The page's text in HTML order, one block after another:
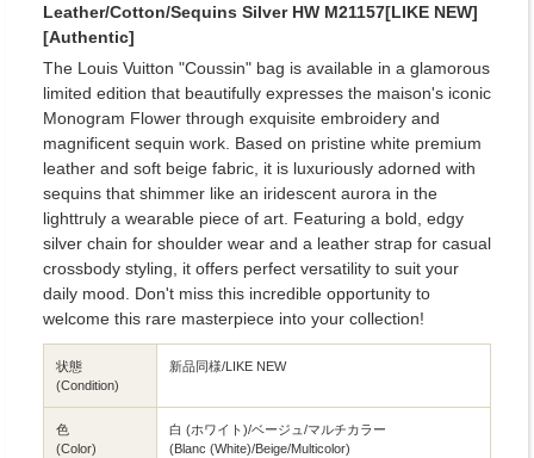
Leather/Cotton/Sequins Silver HW M21157[LIKE NEW]
[Authentic]
The Louis Vuitton "Coussin" bag is available in a glamorous
limited edition that beautifully expresses the maison's iconic
Monogram Flower through exquisite embroidery and
magnificent sequin work. Based on pristine white premium
leather and soft beige fabric, it is luxuriously adorned with
sequins that shimmer like an iridescent aurora in the
lighttruly a wearable piece of art. Featuring a bold, edgy
silver chain for shoulder wear and a leather strap for casual
crossbody styling, it offers perfect versatility to suit your
daily mood. Don't miss this incredible opportunity to
welcome this rare masterpiece into your collection!
状態
(Condition)
新品同様/LIKE NEW
色
(Color)
白 (ホワイト)/ベージュ/マルチカラー
(Blanc (White)/Beige/Multicolor)